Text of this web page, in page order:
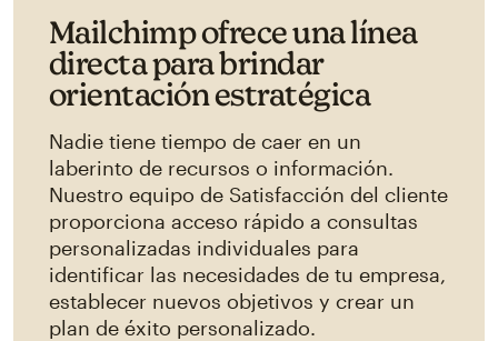
Mailchimp ofrece una línea
directa para brindar
orientación estratégica
Nadie tiene tiempo de caer en un
laberinto de recursos o información.
Nuestro equipo de Satisfacción del cliente
proporciona acceso rápido a consultas
personalizadas individuales para
identificar las necesidades de tu empresa,
establecer nuevos objetivos y crear un
plan de éxito personalizado.